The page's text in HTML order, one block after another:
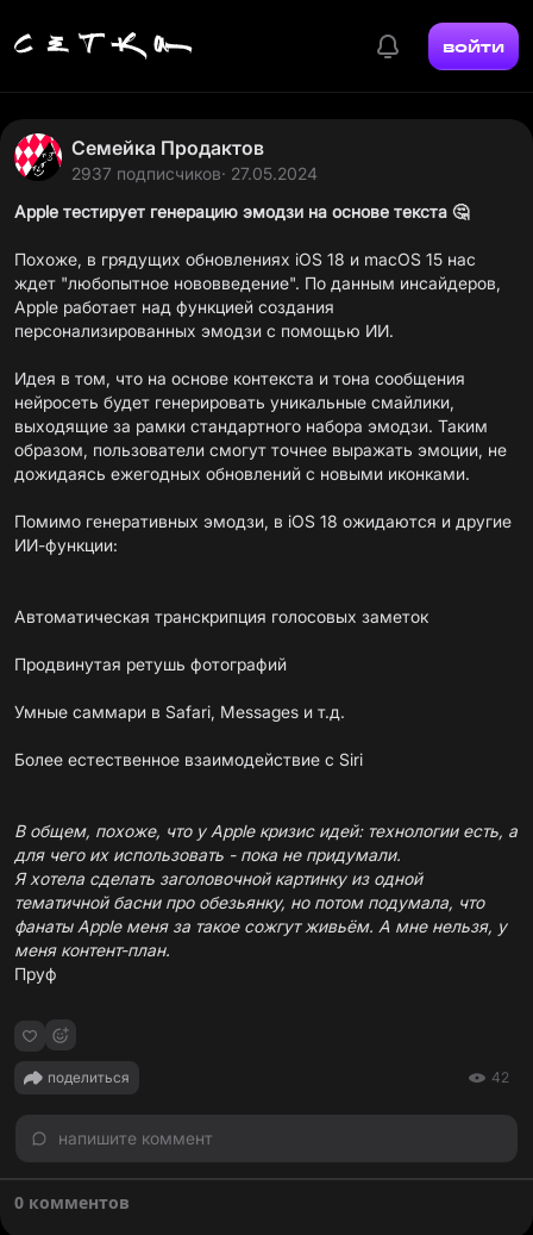
войти
Семейка Продактов
2937 подписчиков· 27.05.2024
Apple тестирует генерацию эмодзи на основе текста 🤔
Похоже, в грядущих обновлениях iOS 18 и macOS 15 нас
ждет "любопытное нововведение". По данным инсайдеров,
Apple работает над функцией создания
персонализированных эмодзи с помощью ИИ.
Идея в том, что на основе контекста и тона сообщения
нейросеть будет генерировать уникальные смайлики,
выходящие за рамки стандартного набора эмодзи. Таким
образом, пользователи смогут точнее выражать эмоции, не
дожидаясь ежегодных обновлений с новыми иконками.
Помимо генеративных эмодзи, в iOS 18 ожидаются и другие
ИИ-функции:
Автоматическая транскрипция голосовых заметок
Продвинутая ретушь фотографий
Умные саммари в Safari, Messages и т.д.
Более естественное взаимодействие с Siri
В общем, похоже, что у Apple кризис идей: технологии есть, а
для чего их использовать - пока не придумали.
Я хотела сделать заголовочной картинку из одной
тематичной басни про обезьянку, но потом подумала, что
фанаты Apple меня за такое сожгут живьём. А мне нельзя, у
меня контент-план.
Пруф
поделиться 42
напишите коммент
0 комментов